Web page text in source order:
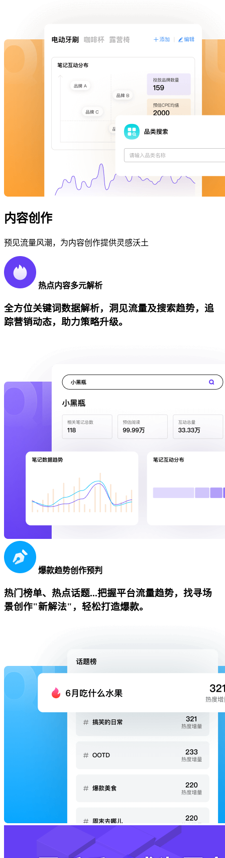
内容创作
预见流量风潮，为内容创作提供灵感沃土
热点内容多元解析
全方位关键词数据解析，洞见流量及搜索趋势，追
踪营销动态，助力策略升级。
爆款趋势创作预判
热门榜单、热点话题...把握平台流量趋势，找寻场
景创作"新解法"，轻松打造爆款。